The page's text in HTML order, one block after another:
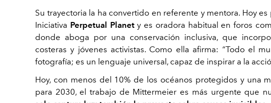
Su trayectoria la ha convertido en referente y mentora. Hoy
Iniciativa Perpetual Planety es oradora habitual en foros
donde aboga por una conservación inclusiva, que
costeras y jóvenes activistas. Como ella afirma: “Todo el
fotografía; es un lenguaje universal, capaz de inspirar a la
Hoy, con menos del 10% de los océanos protegidos y una
para 2030, el trabajo de Mittermeier es más urgente que